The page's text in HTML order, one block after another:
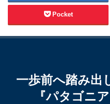
Pocket
一歩前へ踏み出
『パタゴニ